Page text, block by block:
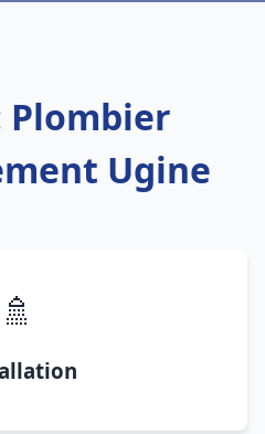
Plombier
Ugine
🚿